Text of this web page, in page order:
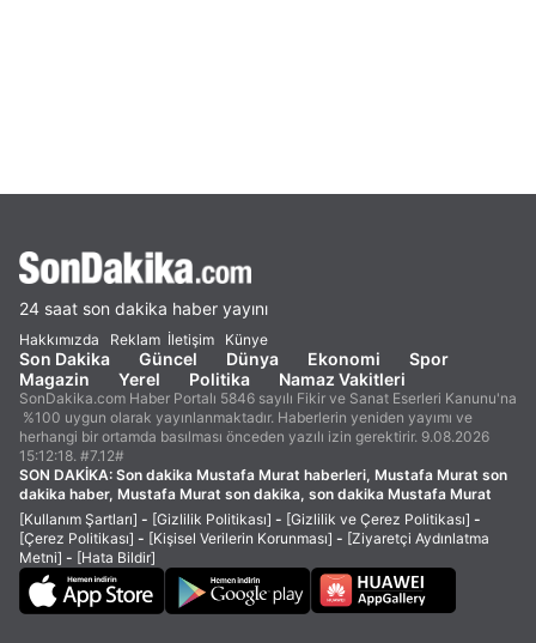
24 saat son dakika haber yayını
Hakkımızda Reklam İletişim Künye
Son Dakika Güncel Dünya Ekonomi
Spor
Magazin
Yerel Politika Namaz Vakitleri
SonDakika.com Haber Portalı 5846 sayılı Fikir ve Sanat Eserleri Kanunu'na
%100 uygun olarak yayınlanmaktadır. Haberlerin yeniden yayımı ve
herhangi bir ortamda basılması önceden yazılı izin gerektirir. 9.08.2026
15:12:18. #7.12#
SON DAKİKA: Son dakika Mustafa Murat haberleri, Mustafa Murat son
dakika haber, Mustafa Murat son dakika, son dakika Mustafa Murat
[Kullanım Şartları] - [Gizlilik Politikası] - [Gizlilik ve Çerez Politikası] -
[Çerez Politikası] - [Kişisel Verilerin Korunması] - [Ziyaretçi Aydınlatma
Metni] - [Hata Bildir]